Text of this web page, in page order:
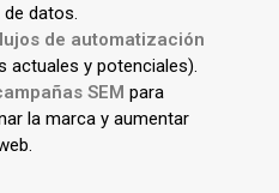
datos.
de automatización
actuales y potenciales).
SEM para
la marca y aumentar